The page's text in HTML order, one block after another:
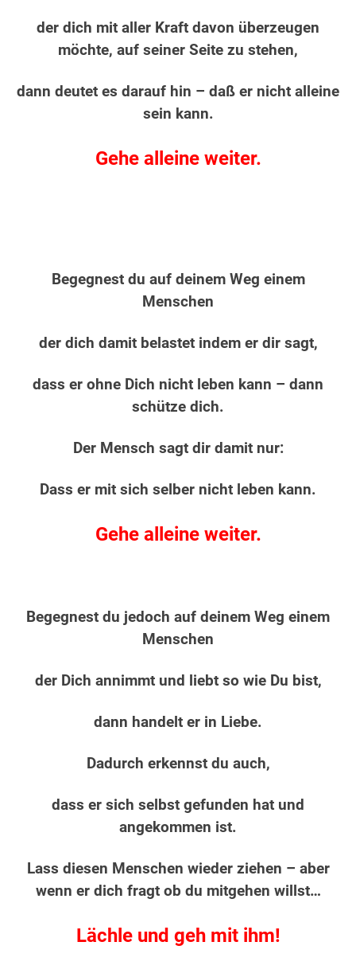
der dich mit aller Kraft davon überzeugen
möchte, auf seiner Seite zu stehen,
dann deutet es darauf hin – daß er nicht alleine
sein kann.
Gehe alleine weiter.
Begegnest du auf deinem Weg einem
Menschen
der dich damit belastet indem er dir sagt,
dass er ohne Dich nicht leben kann – dann
schütze dich.
Der Mensch sagt dir damit nur:
Dass er mit sich selber nicht leben kann.
Gehe alleine weiter.
Begegnest du jedoch auf deinem Weg einem
Menschen
der Dich annimmt und liebt so wie Du bist,
dann handelt er in Liebe.
Dadurch erkennst du auch,
dass er sich selbst gefunden hat und
angekommen ist.
Lass diesen Menschen wieder ziehen – aber
wenn er dich fragt ob du mitgehen willst…
Lächle und geh mit ihm!